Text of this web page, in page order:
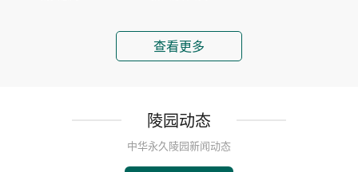
查看更多
陵园动态
中华永久陵园新闻动态